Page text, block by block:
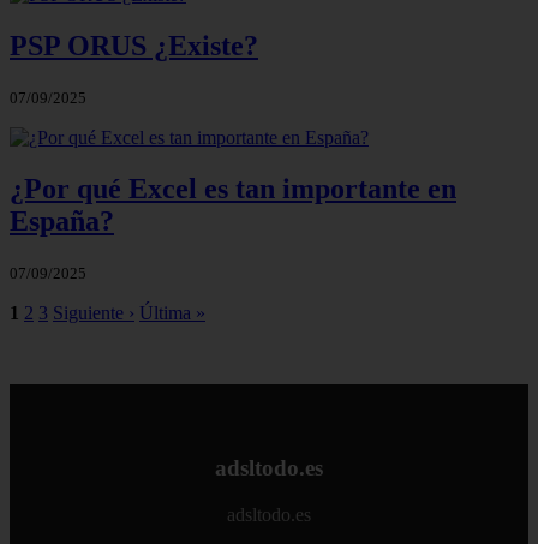
PSP ORUS ¿Existe?
07/09/2025
¿Por qué Excel es tan importante en
España?
07/09/2025
1 2 3 Siguiente › Última »
adsltodo.es
adsltodo.es